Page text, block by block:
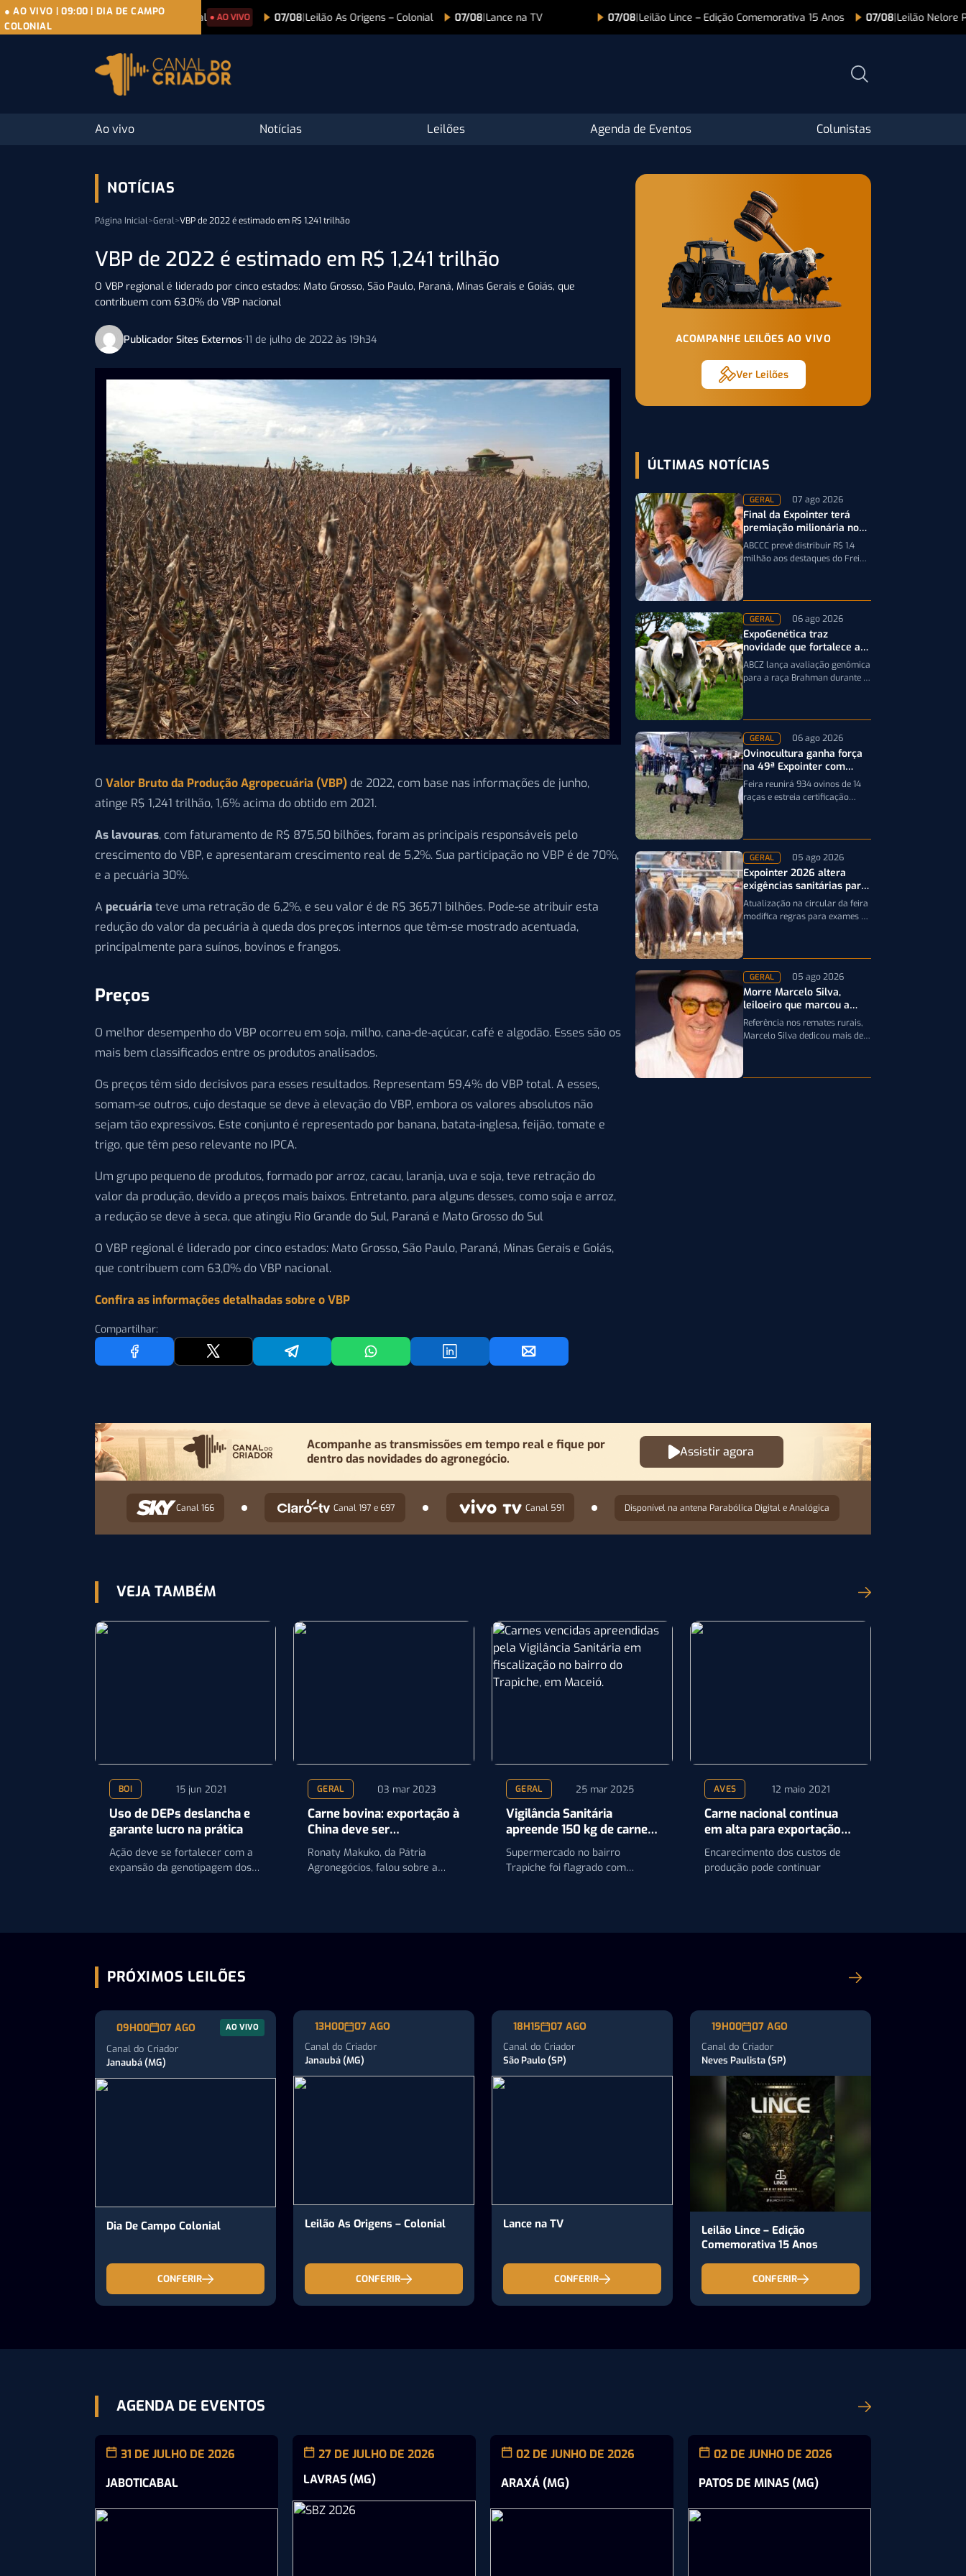
● AO VIVO | 09:00 | DIA DE CAMPO
COLONIAL
07/08| Dia De Campo Colonial ● AO VIVO 07/08|Leilão As Origens – Colonial 07/08|Lance na TV 07/08|Leilão Lince – Edição Comemorativa 15 Anos 07/08|Leilão Nelore
Ao vivo Notícias Leilões Agenda de Eventos Colunistas
NOTÍCIAS
Página Inicial>Geral>VBP de 2022 é estimado em R$ 1,241 trilhão
VBP de 2022 é estimado em R$ 1,241 trilhão
O VBP regional é liderado por cinco estados: Mato Grosso, São Paulo, Paraná, Minas Gerais e Goiás, que
contribuem com 63,0% do VBP nacional
Publicador Sites Externos•11 de julho de 2022 às 19h34
O Valor Bruto da Produção Agropecuária (VBP) de 2022, com base nas informações de junho,
atinge R$ 1,241 trilhão, 1,6% acima do obtido em 2021.
As lavouras, com faturamento de R$ 875,50 bilhões, foram as principais responsáveis pelo
crescimento do VBP, e apresentaram crescimento real de 5,2%. Sua participação no VBP é de 70%,
e a pecuária 30%.
A pecuária teve uma retração de 6,2%, e seu valor é de R$ 365,71 bilhões. Pode-se atribuir esta
redução do valor da pecuária à queda dos preços internos que têm-se mostrado acentuada,
principalmente para suínos, bovinos e frangos.
Preços
O melhor desempenho do VBP ocorreu em soja, milho, cana-de-açúcar, café e algodão. Esses são os
mais bem classificados entre os produtos analisados.
Os preços têm sido decisivos para esses resultados. Representam 59,4% do VBP total. A esses,
somam-se outros, cujo destaque se deve à elevação do VBP, embora os valores absolutos não
sejam tão expressivos. Este conjunto é representado por banana, batata-inglesa, feijão, tomate e
trigo, que têm peso relevante no IPCA.
Um grupo pequeno de produtos, formado por arroz, cacau, laranja, uva e soja, teve retração do
valor da produção, devido a preços mais baixos. Entretanto, para alguns desses, como soja e arroz,
a redução se deve à seca, que atingiu Rio Grande do Sul, Paraná e Mato Grosso do Sul
O VBP regional é liderado por cinco estados: Mato Grosso, São Paulo, Paraná, Minas Gerais e Goiás,
que contribuem com 63,0% do VBP nacional.
Confira as informações detalhadas sobre o VBP
Compartilhar:
ACOMPANHE LEILÕES AO VIVO
Ver Leilões
ÚLTIMAS NOTÍCIAS
GERAL 07 ago 2026
Final da Expointer terá
premiação milionária no
Freio de Ouro em 2027
ABCCC prevê distribuir R$ 1,4
milhão aos destaques do Freio
200 mil para…
GERAL 06 ago 2026
ExpoGenética traz
novidade que fortalece a
genética da raça Brahman
ABCZ lança avaliação genômica
para a raça Brahman durante a
dos rebanhos
GERAL 06 ago 2026
Ovinocultura ganha força
na 49ª Expointer com
quase mil animais
inscritos
Feira reunirá 934 ovinos de 14
raças e estreia certificação
GERAL 05 ago 2026
Expointer 2026 altera
exigências sanitárias para
entrada de animais;
entenda
Atualização na circular da feira
modifica regras para exames e
Expointer 2026
GERAL 05 ago 2026
Morre Marcelo Silva,
leiloeiro que marcou a
história da pecuária
brasileira
Referência nos remates rurais,
Marcelo Silva dedicou mais de
Crioulos,…
Acompanhe as transmissões em tempo real e fique por
dentro das novidades do agronegócio.
Assistir agora
Canal 166 Canal 197 e 697 Canal 591 Disponível na antena Parabólica Digital e Analógica
VEJA TAMBÉM
BOI 15 jun 2021
Uso de DEPs deslancha e
garante lucro na prática
Ação deve se fortalecer com a
expansão da genotipagem dos
GERAL 03 mar 2023
Carne bovina: exportação à
China deve ser
restabelecida em até 20
dias, diz especialista
Ronaty Makuko, da Pátria
Agronegócios, falou sobre a
GERAL 25 mar 2025
Vigilância Sanitária
apreende 150 kg de carne
vencida em Maceió
Supermercado no bairro
Trapiche foi flagrado com
AVES 12 maio 2021
Carne nacional continua
em alta para exportação
no segundo semestre de
2021, diz analista
Encarecimento dos custos de
produção pode continuar
PRÓXIMOS LEILÕES
09H00 07 AGO AO VIVO
Canal do Criador
Janaubá (MG)
Dia De Campo Colonial
CONFERIR
13H00 07 AGO
Canal do Criador
Janaubá (MG)
Leilão As Origens – Colonial
CONFERIR
18H15 07 AGO
Canal do Criador
São Paulo (SP)
Lance na TV
CONFERIR
19H00 07 AGO
Canal do Criador
Neves Paulista (SP)
Leilão Lince – Edição
Comemorativa 15 Anos
CONFERIR
AGENDA DE EVENTOS
31 DE JULHO DE 2026
JABOTICABAL
27 DE JULHO DE 2026
LAVRAS (MG)
02 DE JUNHO DE 2026
ARAXÁ (MG)
02 DE JUNHO DE 2026
PATOS DE MINAS (MG)